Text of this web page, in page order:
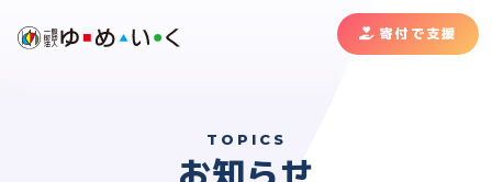
寄付で支援
TOPICS